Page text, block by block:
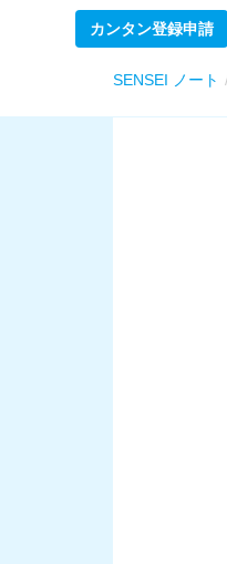
カンタン登録申請
SENSEI ノート